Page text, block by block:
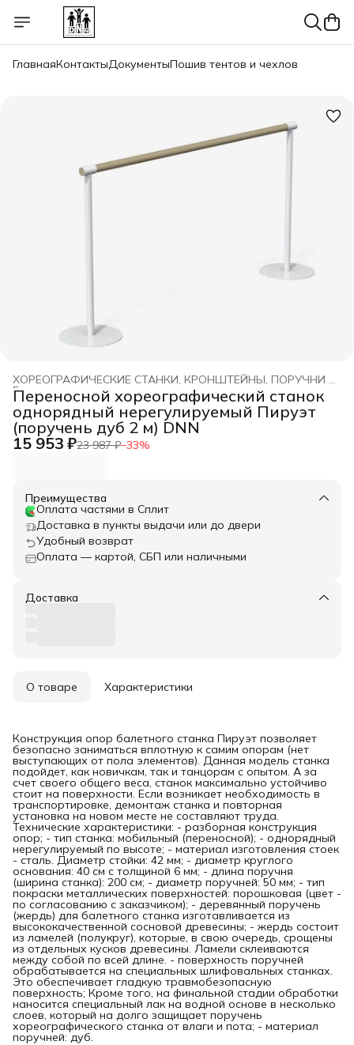
ГлавнаяКонтактыДокументыПошив тентов и чехлов
ХОРЕОГРАФИЧЕСКИЕ СТАНКИ, КРОНШТЕЙНЫ, ПОРУЧНИ DNN
Главная
Переносной хореографический станок
однорядный нерегулируемый Пируэт
(поручень дуб 2 м) DNN
15 953 ₽23 987 ₽−33%
Преимущества
Оплата частями в Сплит
Доставка в пункты выдачи или до двери
Удобный возврат
Оплата — картой, СБП или наличными
Доставка
О товаре Характеристики
Конструкция опор балетного станка Пируэт позволяет
безопасно заниматься вплотную к самим опорам (нет
выступающих от пола элементов). Данная модель станка
подойдет, как новичкам, так и танцорам с опытом. А за
счет своего общего веса, станок максимально устойчиво
стоит на поверхности. Если возникает необходимость в
транспортировке, демонтаж станка и повторная
установка на новом месте не составляют труда.
Технические характеристики: - разборная конструкция
опор; - тип станка: мобильный (переносной); - однорядный
нерегулируемый по высоте; - материал изготовления стоек
- сталь. Диаметр стойки: 42 мм; - диаметр круглого
основания: 40 см с толщиной 6 мм; - длина поручня
(ширина станка): 200 см; - диаметр поручней: 50 мм; - тип
покраски металлических поверхностей: порошковая (цвет -
по согласованию с заказчиком); - деревянный поручень
(жердь) для балетного станка изготавливается из
высококачественной сосновой древесины; - жердь состоит
из ламелей (полукруг), которые, в свою очередь, срощены
из отдельных кусков древесины. Ламели склеиваются
между собой по всей длине. - поверхность поручней
обрабатывается на специальных шлифовальных станках.
Это обеспечивает гладкую травмобезопасную
поверхность; Кроме того, на финальной стадии обработки
наносится специальный лак на водной основе в несколько
слоев, который на долго защищает поручень
хореографического станка от влаги и пота; - материал
поручней: дуб.